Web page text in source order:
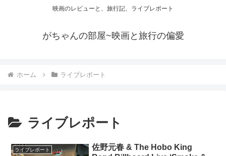
映画のレビューと、旅行記、ライブレポート
がちゃんの部屋~映画と旅行の偏愛
ホーム ライブレポート
ライブレポート
ライブレポート
佐野元春 & The Hobo King